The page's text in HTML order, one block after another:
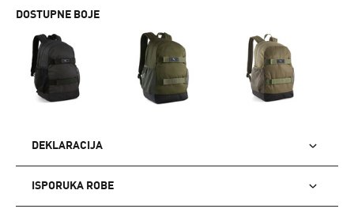
DOSTUPNE BOJE
DEKLARACIJA
ISPORUKA ROBE